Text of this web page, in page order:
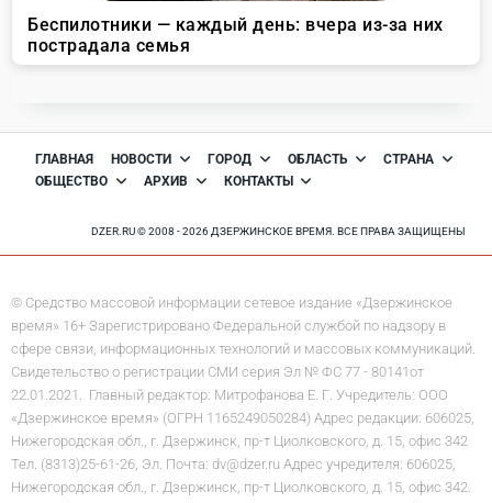
ГЛАВНАЯ НОВОСТИ ГОРОД ОБЛАСТЬ
СТРАНА
ОБЩЕСТВО
АРХИВ КОНТАКТЫ
DZER.RU © 2008 - 2026 ДЗЕРЖИНСКОЕ ВРЕМЯ. ВСЕ ПРАВА ЗАЩИЩЕНЫ
© Средство массовой информации сетевое издание «Дзержинское
время» 16+ Зарегистрировано Федеральной службой по надзору в
сфере связи, информационных технологий и массовых коммуникаций.
Свидетельство о регистрации СМИ серия Эл № ФС 77 - 80141от
22.01.2021. Главный редактор: Митрофанова Е. Г. Учредитель: ООО
«Дзержинское время» (ОГРН 1165249050284) Адрес редакции: 606025,
Нижегородская обл., г. Дзержинск, пр-т Циолковского, д. 15, офис 342
Тел. (8313)25-61-26, Эл. Почта: dv@dzer.ru Адрес учредителя: 606025,
Нижегородская обл., г. Дзержинск, пр-т Циолковского, д. 15, офис 342.